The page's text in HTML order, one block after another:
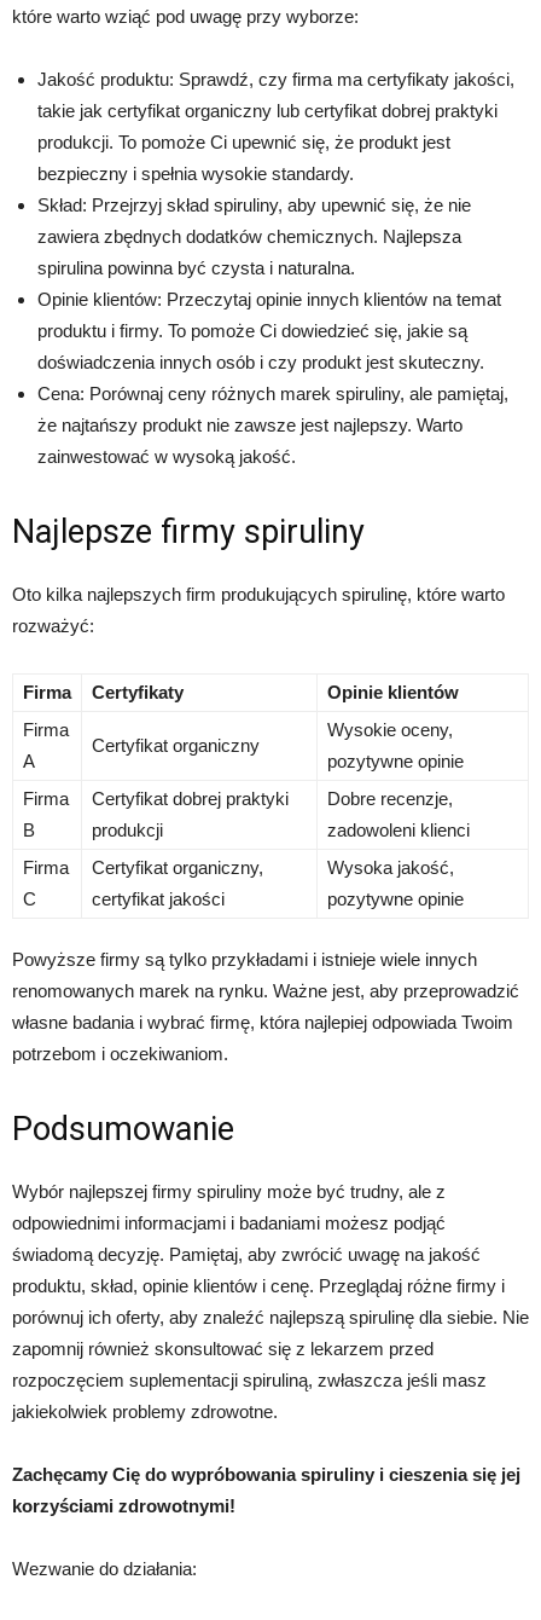
które warto wziąć pod uwagę przy wyborze:
Jakość produktu: Sprawdź, czy firma ma certyfikaty jakości,
takie jak certyfikat organiczny lub certyfikat dobrej praktyki
produkcji. To pomoże Ci upewnić się, że produkt jest
bezpieczny i spełnia wysokie standardy.
Skład: Przejrzyj skład spiruliny, aby upewnić się, że nie
zawiera zbędnych dodatków chemicznych. Najlepsza
spirulina powinna być czysta i naturalna.
Opinie klientów: Przeczytaj opinie innych klientów na temat
produktu i firmy. To pomoże Ci dowiedzieć się, jakie są
doświadczenia innych osób i czy produkt jest skuteczny.
Cena: Porównaj ceny różnych marek spiruliny, ale pamiętaj,
że najtańszy produkt nie zawsze jest najlepszy. Warto
zainwestować w wysoką jakość.
Najlepsze firmy spiruliny
Oto kilka najlepszych firm produkujących spirulinę, które warto
rozważyć:
Firma Certyfikaty
Opinie klientów
Firma
A
Certyfikat organiczny
Wysokie oceny,
pozytywne opinie
Firma
B
Certyfikat dobrej praktyki
produkcji
Dobre recenzje,
zadowoleni klienci
Firma
C
Certyfikat organiczny,
certyfikat jakości
Wysoka jakość,
pozytywne opinie
Powyższe firmy są tylko przykładami i istnieje wiele innych
renomowanych marek na rynku. Ważne jest, aby przeprowadzić
własne badania i wybrać firmę, która najlepiej odpowiada Twoim
potrzebom i oczekiwaniom.
Podsumowanie
Wybór najlepszej firmy spiruliny może być trudny, ale z
odpowiednimi informacjami i badaniami możesz podjąć
świadomą decyzję. Pamiętaj, aby zwrócić uwagę na jakość
produktu, skład, opinie klientów i cenę. Przeglądaj różne firmy i
porównuj ich oferty, aby znaleźć najlepszą spirulinę dla siebie. Nie
zapomnij również skonsultować się z lekarzem przed
rozpoczęciem suplementacji spiruliną, zwłaszcza jeśli masz
jakiekolwiek problemy zdrowotne.
Zachęcamy Cię do wypróbowania spiruliny i cieszenia się jej
korzyściami zdrowotnymi!
Wezwanie do działania: